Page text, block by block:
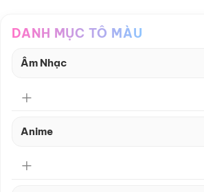
DANH MỤC TÔ MÀU
Âm Nhạc
Anime